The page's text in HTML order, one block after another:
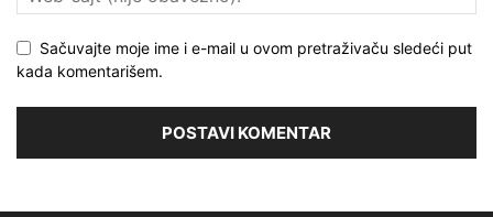
Sačuvajte moje ime i e-mail u ovom pretraživaču sledeći put
kada komentarišem.